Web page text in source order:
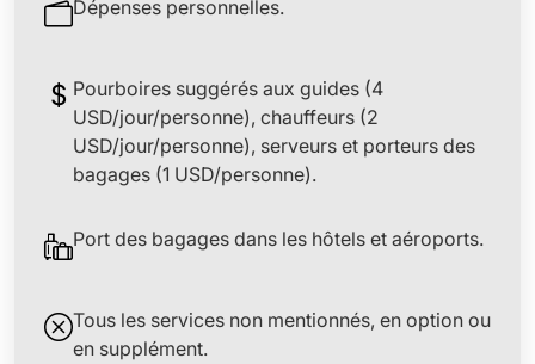
Dépenses personnelles.
Pourboires suggérés aux guides (4
USD/jour/personne), chauffeurs (2
USD/jour/personne), serveurs et porteurs des
bagages (1 USD/personne).
Port des bagages dans les hôtels et aéroports.
Tous les services non mentionnés, en option ou
en supplément.